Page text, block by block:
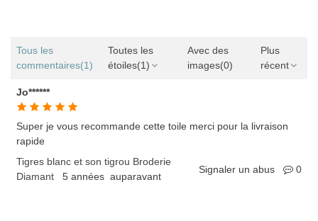
Tous les
commentaires(1)
Toutes les
étoiles(1)
Avec des
images(0)
Plus
récent
Jo******
Super je vous recommande cette toile merci pour la livraison
rapide
Tigres blanc et son tigrou Broderie
Diamant
5 années auparavant
Signaler un abus 0